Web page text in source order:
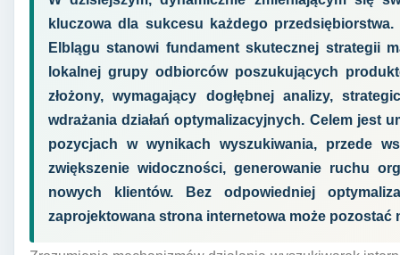
kluczowa dla sukcesu każdego
Elblągu stanowi fundament skutecznej strategii
lokalnej grupy odbiorców poszukujących
złożony, wymagający dogłębnej analizy,
wdrażania działań optymalizacyjnych. Celem jest
pozycjach w wynikach wyszukiwania, przede
zwiększenie widoczności, generowanie ruchu
nowych klientów. Bez odpowiedniej
zaprojektowana strona internetowa może pozostać